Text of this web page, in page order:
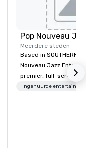
Meerdere steden
Based in SOUTHERN
Nouveau Jazz
premier, full-service
entertainment
Ingehuurde